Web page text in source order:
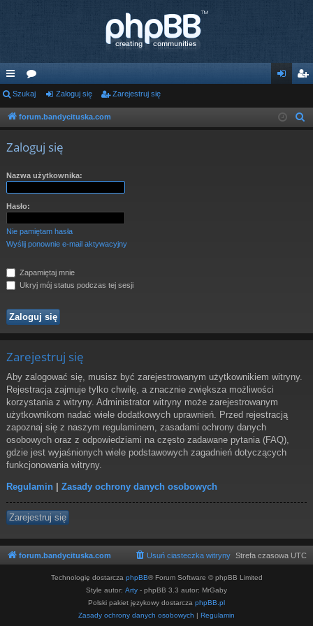
ię
ce
or
a og ej
Szukaj Zaloguj się Zarejestruj się
forum.bandycituska.com
Zaloguj się
Nazwa użytkownika:
Hasło:
Nie pamiętam hasła
Wyślij ponownie e-mail aktywacyjny
Zapamiętaj mnie
Ukryj mój status podczas tej sesji
Zarejestruj się
Aby zalogować się, musisz być zarejestrowanym użytkownikiem witryny.
Rejestracja zajmuje tylko chwilę, a znacznie zwiększa możliwości
korzystania z witryny. Administrator witryny może zarejestrowanym
użytkownikom nadać wiele dodatkowych uprawnień. Przed rejestracją
zapoznaj się z naszym regulaminem, zasadami ochrony danych
osobowych oraz z odpowiedziami na często zadawane pytania (FAQ),
gdzie jest wyjaśnionych wiele podstawowych zagadnień dotyczących
funkcjonowania witryny.
Regulamin | Zasady ochrony danych osobowych
Zarejestruj się
forum.bandycituska.com Strefa czasowa UTC
Usuń ciasteczka witryny
Technologię dostarcza phpBB® Forum Software © phpBB Limited
Style autor: Arty - phpBB 3.3 autor: MrGaby
Polski pakiet językowy dostarcza phpBB.pl
Zasady ochrony danych osobowych | Regulamin